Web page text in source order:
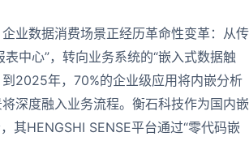
业数据消费场景正经历革命性变革：从传
表中心”，转向业务系统的“嵌入式数据触
2025年，70%的企业级应用将内嵌分析
深度融入业务流程。衡石科技作为国内嵌
其HENGSHI SENSE平台通过“零代码嵌